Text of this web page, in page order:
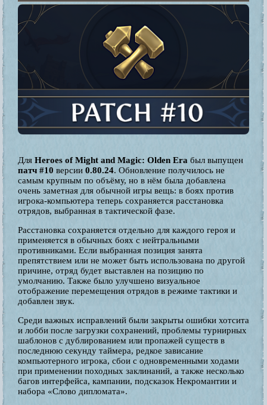
Для Heroes of Might and Magic: Olden Era был выпущен
патч #10 версии 0.80.24. Обновление получилось не
самым крупным по объёму, но в нём была добавлена
очень заметная для обычной игры вещь: в боях против
игрока-компьютера теперь сохраняется расстановка
отрядов, выбранная в тактической фазе.
Расстановка сохраняется отдельно для каждого героя и
применяется в обычных боях с нейтральными
противниками. Если выбранная позиция занята
препятствием или не может быть использована по другой
причине, отряд будет выставлен на позицию по
умолчанию. Также было улучшено визуальное
отображение перемещения отрядов в режиме тактики и
добавлен звук.
Среди важных исправлений были закрыты ошибки хотсита
и лобби после загрузки сохранений, проблемы турнирных
шаблонов с дублированием или пропажей существ в
последнюю секунду таймера, редкое зависание
компьютерного игрока, сбои с одновременными ходами
при применении походных заклинаний, а также несколько
багов интерфейса, кампании, подсказок Некромантии и
набора «Слово дипломата».